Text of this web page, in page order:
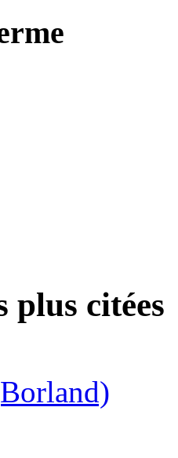
plus citées